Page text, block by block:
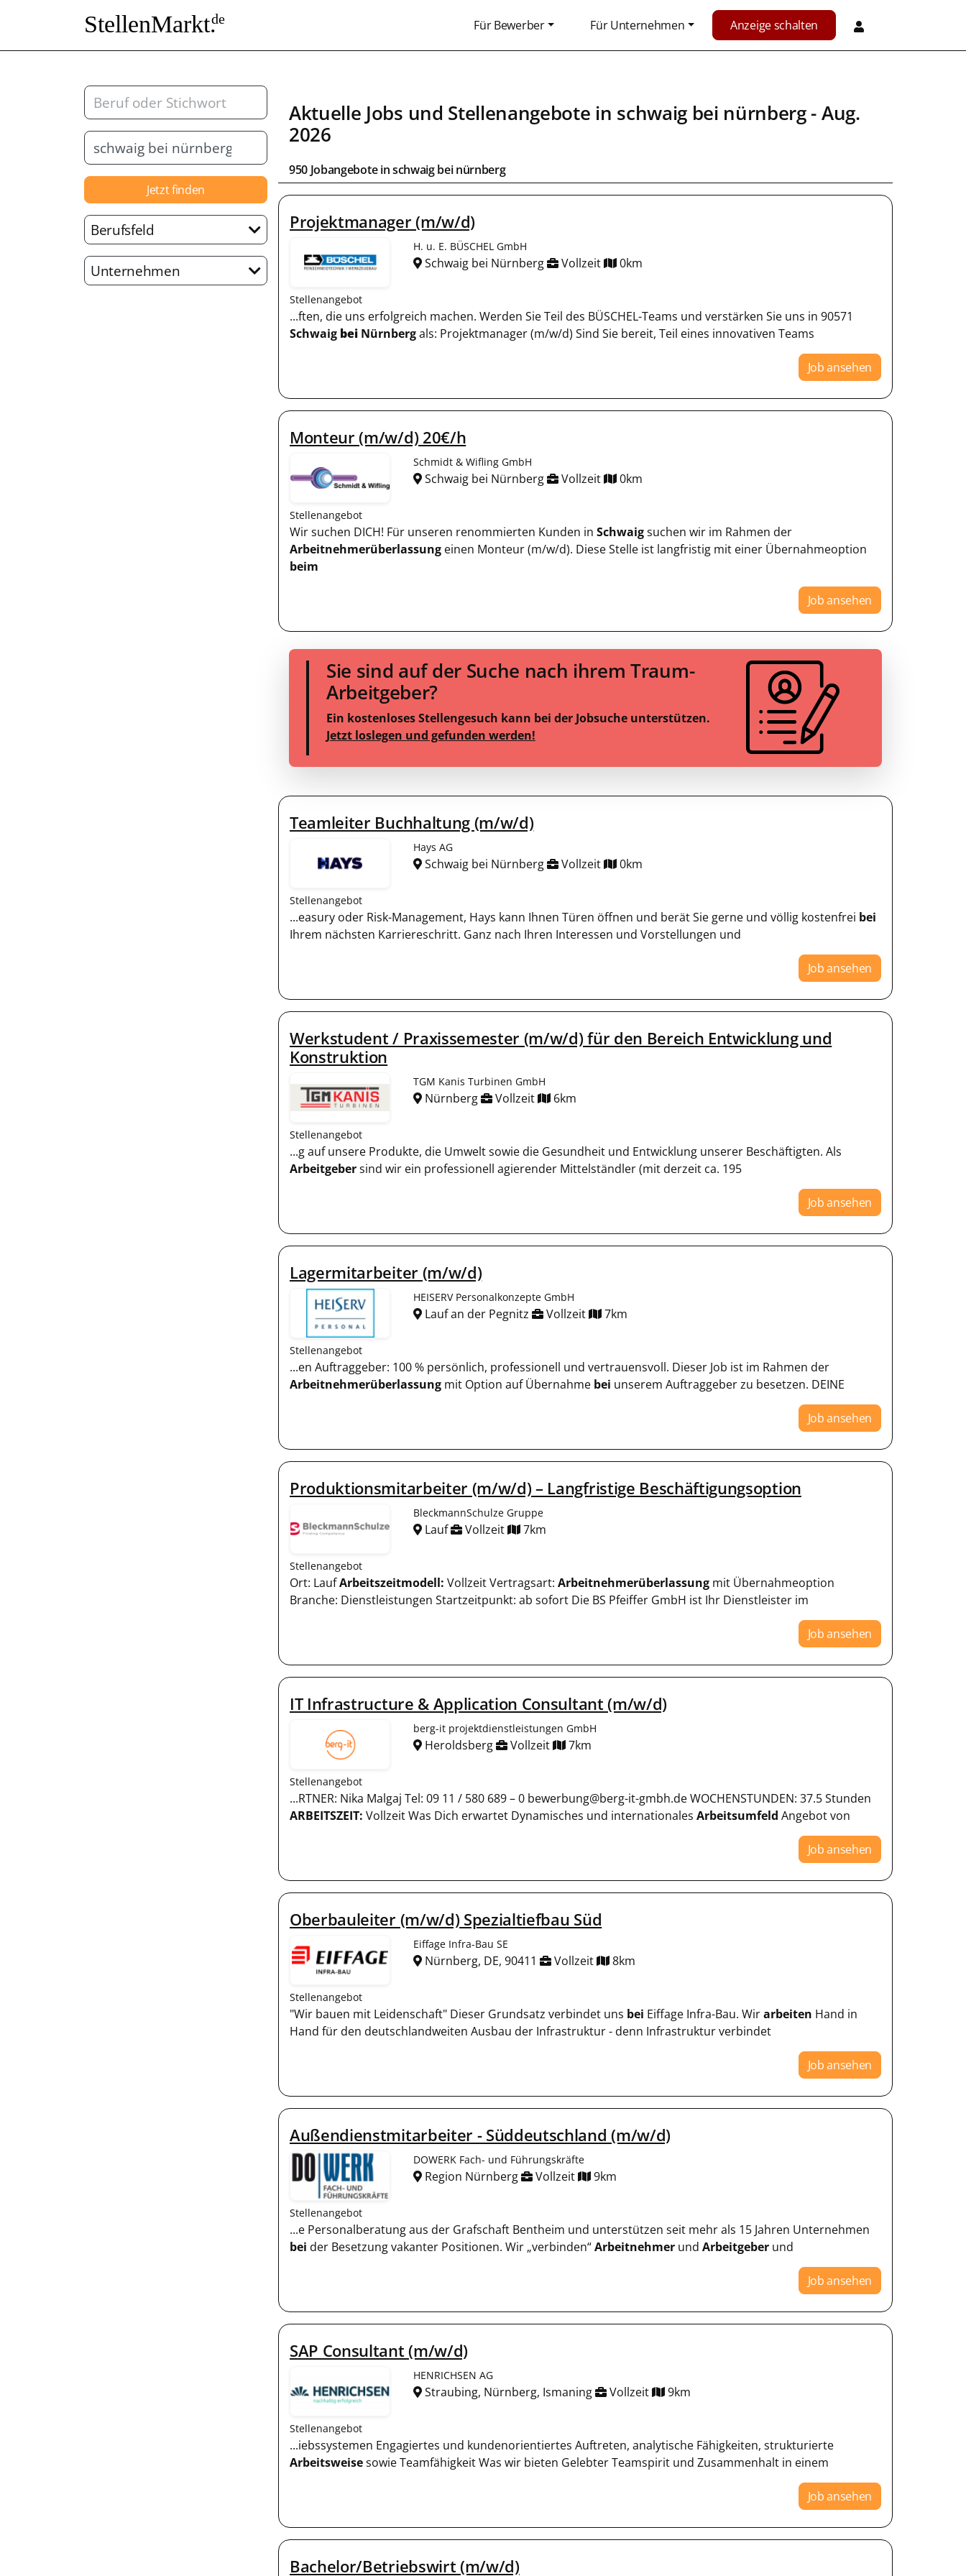
StellenMarkt.de Für Bewerber Für Unternehmen Anzeige schalten
Jetzt finden
Berufsfeld
Unternehmen
Aktuelle Jobs und Stellenangebote in schwaig bei nürnberg- Aug.
2026
950 Jobangebote inschwaig bei nürnberg
Projektmanager (m/w/d)
H. u. E. BÜSCHEL GmbH
Schwaig bei Nürnberg Vollzeit 0km
Stellenangebot
...ften, die uns erfolgreich machen. Werden Sie Teil des BÜSCHEL-Teams und verstärken Sie uns in 90571
Schwaig bei Nürnbergals: Projektmanager (m/w/d) Sind Sie bereit, Teil eines innovativen Teams
Job ansehen
Monteur (m/w/d) 20€/h
Schmidt & Wifling GmbH
Schwaig bei Nürnberg Vollzeit 0km
Stellenangebot
Wir suchen DICH! Für unseren renommierten Kunden in Schwaigsuchen wir im Rahmen der
Arbeitnehmerüberlassung einen Monteur (m/w/d). Diese Stelle ist langfristig mit einer Übernahmeoption
beim
Job ansehen
Sie sind auf der Suche nach ihrem Traum-
Arbeitgeber?
Ein kostenloses Stellengesuch kann bei der Jobsuche unterstützen.
Jetzt loslegen und gefunden werden!
Teamleiter Buchhaltung (m/w/d)
Hays AG
Schwaig bei Nürnberg Vollzeit 0km
Stellenangebot
...easury oder Risk-Management, Hays kann Ihnen Türen öffnen und berät Sie gerne und völlig kostenfrei bei
Ihrem nächsten Karriereschritt. Ganz nach Ihren Interessen und Vorstellungen und
Job ansehen
Werkstudent / Praxissemester (m/w/d) für den Bereich Entwicklung und
Konstruktion
TGM Kanis Turbinen GmbH
Nürnberg Vollzeit 6km
Stellenangebot
...g auf unsere Produkte, die Umwelt sowie die Gesundheit und Entwicklung unserer Beschäftigten. Als
Arbeitgebersind wir ein professionell agierender Mittelständler (mit derzeit ca. 195
Job ansehen
Lagermitarbeiter (m/w/d)
HEISERV Personalkonzepte GmbH
Lauf an der Pegnitz Vollzeit 7km
Stellenangebot
...en Auftraggeber: 100 % persönlich, professionell und vertrauensvoll. Dieser Job ist im Rahmen der
Arbeitnehmerüberlassung mit Option auf Übernahme bei unserem Auftraggeber zu besetzen. DEINE
Job ansehen
Produktionsmitarbeiter (m/w/d) – Langfristige Beschäftigungsoption
BleckmannSchulze Gruppe
Lauf Vollzeit 7km
Stellenangebot
Ort: LaufArbeitszeitmodell: Vollzeit Vertragsart: Arbeitnehmerüberlassung mit Übernahmeoption
Branche: Dienstleistungen Startzeitpunkt: ab sofort Die BS Pfeiffer GmbH ist Ihr Dienstleister im
Job ansehen
IT Infrastructure & Application Consultant (m/w/d)
berg-it projektdienstleistungen GmbH
Heroldsberg Vollzeit 7km
Stellenangebot
...RTNER: Nika Malgaj Tel: 09 11 / 580 689 – 0 bewerbung@berg-it-gmbh.de WOCHENSTUNDEN: 37.5 Stunden
ARBEITSZEIT: Vollzeit Was Dich erwartet Dynamisches und internationales Arbeitsumfeld Angebot von
Job ansehen
Oberbauleiter (m/w/d) Spezialtiefbau Süd
Eiffage Infra-Bau SE
Nürnberg, DE, 90411 Vollzeit 8km
Stellenangebot
"Wir bauen mit Leidenschaft" Dieser Grundsatz verbindet uns bei Eiffage Infra-Bau. Wirarbeiten Hand in
Hand für den deutschlandweiten Ausbau der Infrastruktur - denn Infrastruktur verbindet
Job ansehen
Außendienstmitarbeiter - Süddeutschland (m/w/d)
DOWERK Fach- und Führungskräfte
Region Nürnberg Vollzeit 9km
Stellenangebot
...e Personalberatung aus der Grafschaft Bentheim und unterstützen seit mehr als 15 Jahren Unternehmen
bei der Besetzung vakanter Positionen. Wir „verbinden“Arbeitnehmer und Arbeitgeber und
Job ansehen
SAP Consultant (m/w/d)
HENRICHSEN AG
Straubing, Nürnberg, Ismaning Vollzeit 9km
Stellenangebot
...iebssystemen Engagiertes und kundenorientiertes Auftreten, analytische Fähigkeiten, strukturierte
Arbeitsweisesowie Teamfähigkeit Was wir bieten Gelebter Teamspirit und Zusammenhalt in einem
Job ansehen
Bachelor/Betriebswirt (m/w/d)